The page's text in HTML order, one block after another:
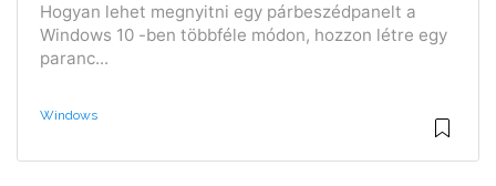
Hogyan lehet megnyitni egy párbeszédpanelt a
Windows 10 -ben többféle módon, hozzon létre egy
paranc...
Windows